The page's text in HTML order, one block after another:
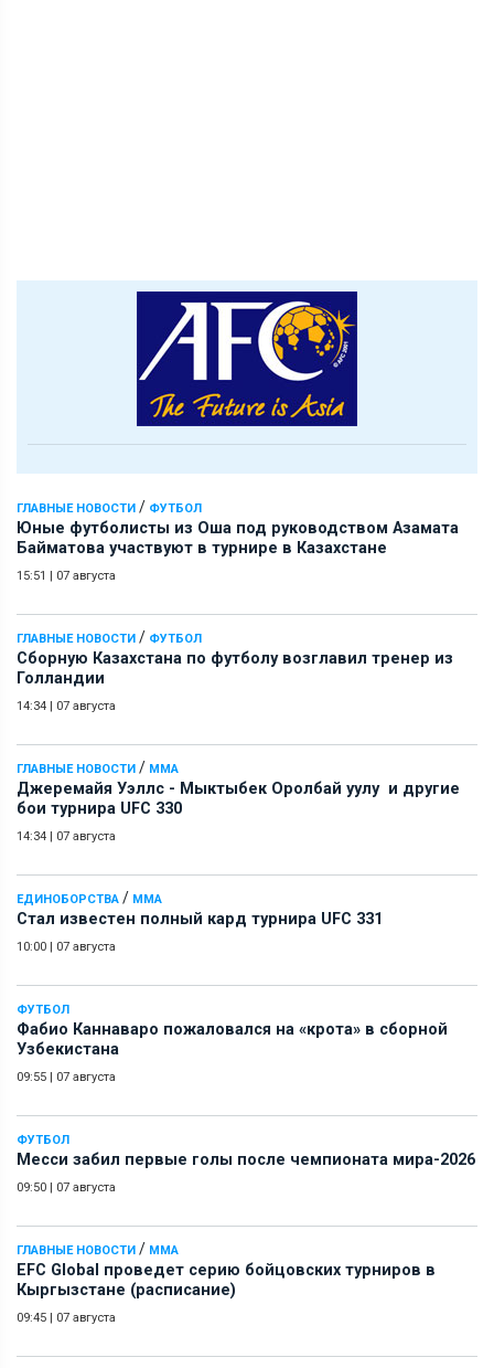
ГЛАВНЫЕ НОВОСТИ / ФУТБОЛ
Юные футболисты из Оша под руководством Азамата
Байматова участвуют в турнире в Казахстане
15:51 | 07 августа
ГЛАВНЫЕ НОВОСТИ / ФУТБОЛ
Сборную Казахстана по футболу возглавил тренер из
Голландии
14:34 | 07 августа
ГЛАВНЫЕ НОВОСТИ / ММА
Джеремайя Уэллс - Мыктыбек Оролбай уулу и другие
бои турнира UFC 330
14:34 | 07 августа
ЕДИНОБОРСТВА / ММА
Стал известен полный кард турнира UFC 331
10:00 | 07 августа
ФУТБОЛ
Фабио Каннаваро пожаловался на «крота» в сборной
Узбекистана
09:55 | 07 августа
ФУТБОЛ
Месси забил первые голы после чемпионата мира-2026
09:50 | 07 августа
ГЛАВНЫЕ НОВОСТИ / ММА
EFC Global проведет серию бойцовских турниров в
Кыргызстане (расписание)
09:45 | 07 августа